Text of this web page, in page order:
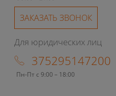
ЗАКАЗАТЬ ЗВОНОК
Для юридических лиц
375295147200
Пн-Пт с 9:00 – 18:00